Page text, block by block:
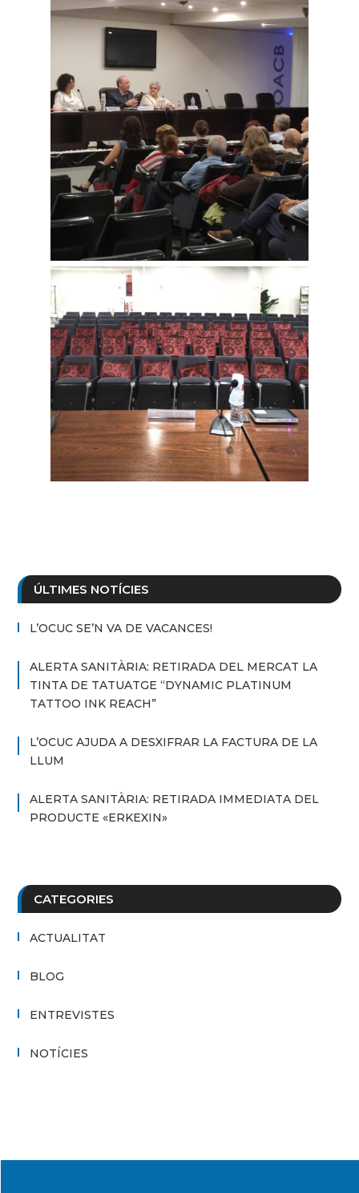
ÚLTIMES NOTÍCIES
L’OCUC SE’N VA DE VACANCES!
ALERTA SANITÀRIA: RETIRADA DEL MERCAT LA
TINTA DE TATUATGE “DYNAMIC PLATINUM
TATTOO INK REACH”
L’OCUC AJUDA A DESXIFRAR LA FACTURA DE LA
LLUM
ALERTA SANITÀRIA: RETIRADA IMMEDIATA DEL
PRODUCTE «ERKEXIN»
CATEGORIES
ACTUALITAT
BLOG
ENTREVISTES
NOTÍCIES